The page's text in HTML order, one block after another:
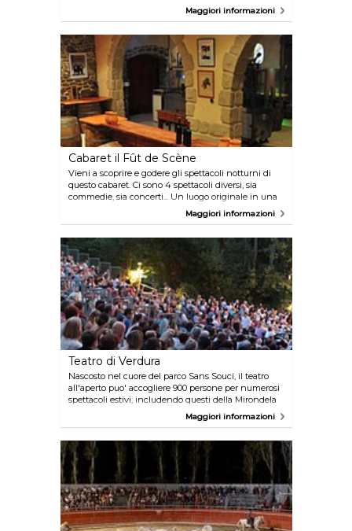
Maggiori informazioni
Cabaret il Fût de Scène
Vieni a scoprire e godere gli spettacoli notturni di
questo cabaret. Ci sono 4 spettacoli diversi, sia
commedie, sia concerti... Un luogo originale in una
cantina a volta in un'azienda viticola! Scopri la
tenuta e i vini, assagia i vini e i tapas colla famiglia o
degli sketch e degli spettacoli di circo.
Maggiori informazioni
Teatro di Verdura
Nascosto nel cuore del parco Sans Souci, il teatro
all'aperto puo' accogliere 900 persone per numerosi
spettacoli estivi, includendo questi della Mirondela
dels Arts. Più informazioni per prenotare, in linea o
Maggiori informazioni